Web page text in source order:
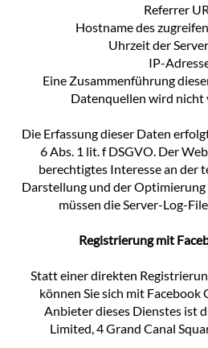
Referrer
Hostname des
Uhrzeit der
IP-
Eine Zusammenführung
Datenquellen wird nicht
Die Erfassung dieser Daten
6 Abs. 1 lit. f DSGVO. Der
berechtigtes Interesse an der
Darstellung und der
müssen die Server-Log-
Registrierung mit
Statt einer direkten
können Sie sich mit
Anbieter dieses Dienstes ist
Limited, 4 Grand Canal